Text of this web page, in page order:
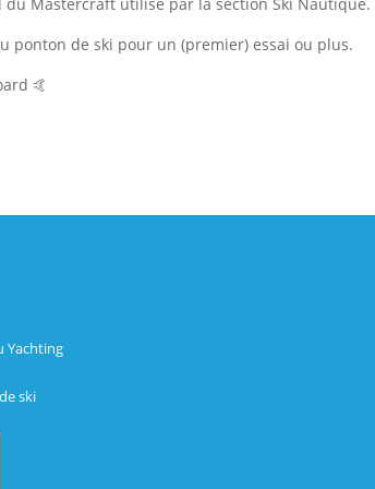
ponton de ski pour un (premier) essai ou plus.
🤙
Yachting
ski